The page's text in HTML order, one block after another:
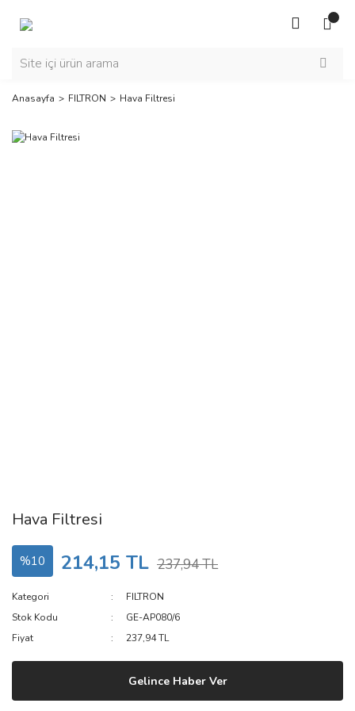
Anasayfa FILTRON Hava Filtresi
Hava Filtresi
%10 214,15 TL 237,94 TL
Kategori
FILTRON
Stok Kodu
GE-AP080/6
Fiyat
237,94 TL
Gelince Haber Ver